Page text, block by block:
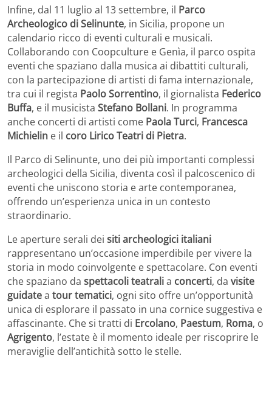
Infine, dal 11 luglio al 13 settembre, il Parco
Archeologico di Selinunte, in Sicilia, propone un
calendario ricco di eventi culturali e musicali.
Collaborando con Coopculture e Genìa, il parco ospita
eventi che spaziano dalla musica ai dibattiti culturali,
con la partecipazione di artisti di fama internazionale,
tra cui il regista Paolo Sorrentino, il giornalista Federico
Buffa, e il musicista Stefano Bollani. In programma
anche concerti di artisti come Paola Turci, Francesca
Michielin e il coro Lirico Teatri di Pietra.
Il Parco di Selinunte, uno dei più importanti complessi
archeologici della Sicilia, diventa così il palcoscenico di
eventi che uniscono storia e arte contemporanea,
offrendo un’esperienza unica in un contesto
straordinario.
Le aperture serali dei siti archeologici italiani
rappresentano un’occasione imperdibile per vivere la
storia in modo coinvolgente e spettacolare. Con eventi
che spaziano da spettacoli teatralia concerti, da visite
guidatea tour tematici, ogni sito offre un’opportunità
unica di esplorare il passato in una cornice suggestiva e
affascinante. Che si tratti di Ercolano, Paestum, Roma, o
Agrigento, l’estate è il momento ideale per riscoprire le
meraviglie dell’antichità sotto le stelle.